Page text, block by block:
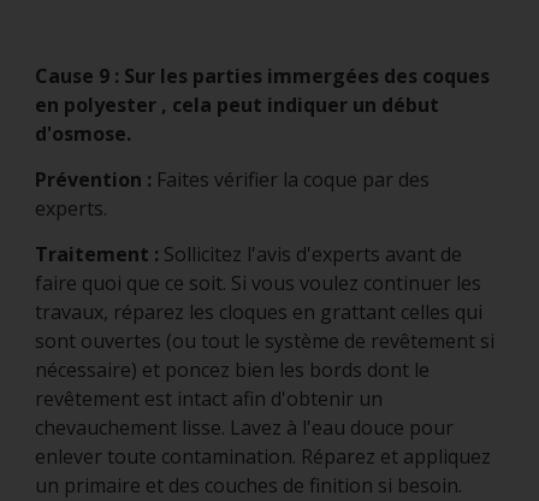
Cause 9 : Sur les parties immergées des coques
en polyester , cela peut indiquer un début
d'osmose.
Prévention : Faites vérifier la coque par des
experts.
Traitement : Sollicitez l'avis d'experts avant de
faire quoi que ce soit. Si vous voulez continuer les
travaux, réparez les cloques en grattant celles qui
sont ouvertes (ou tout le système de revêtement si
nécessaire) et poncez bien les bords dont le
revêtement est intact afin d'obtenir un
chevauchement lisse. Lavez à l'eau douce pour
enlever toute contamination. Réparez et appliquez
un primaire et des couches de finition si besoin.